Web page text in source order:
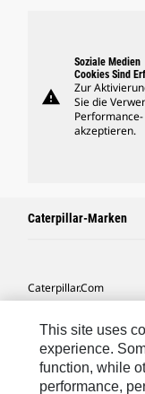
warning
Soziale Medien
Cookies Sind
Zur
Sie die
akzeptieren.
Caterpillar-Marken
Caterpillar.com
Meine Marketing-
Seitenübersicht
This site uses
experience.
function, while
performance,